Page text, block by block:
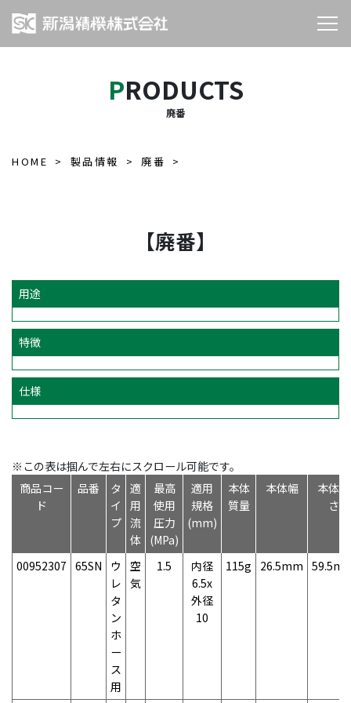
PRODUCTS
廃番
HOME 製品情報 廃番
【廃番】
用途
特徴
仕様
※この表は掴んで左右にスクロール可能です。
商品コー
ド
品番
タ
イ
プ
適
用
流
体
最高
使用
圧力
(MPa)
適用
規格
(mm)
本体
質量
本体幅
本体高
さ
00952307 65SN
ウ
レ
タ
ン
ホ
ー
ス
用
空
気
1.5
内径
6.5x
外径
10
115g 26.5mm